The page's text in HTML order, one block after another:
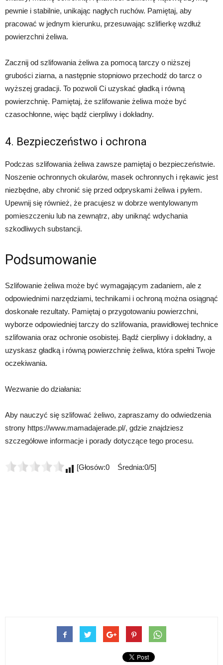
pewnie i stabilnie, unikając nagłych ruchów. Pamiętaj, aby
pracować w jednym kierunku, przesuwając szlifierkę wzdłuż
powierzchni żeliwa.
Zacznij od szlifowania żeliwa za pomocą tarczy o niższej
grubości ziarna, a następnie stopniowo przechodź do tarcz o
wyższej gradacji. To pozwoli Ci uzyskać gładką i równą
powierzchnię. Pamiętaj, że szlifowanie żeliwa może być
czasochłonne, więc bądź cierpliwy i dokładny.
4. Bezpieczeństwo i ochrona
Podczas szlifowania żeliwa zawsze pamiętaj o bezpieczeństwie.
Noszenie ochronnych okularów, masek ochronnych i rękawic jest
niezbędne, aby chronić się przed odpryskami żeliwa i pyłem.
Upewnij się również, że pracujesz w dobrze wentylowanym
pomieszczeniu lub na zewnątrz, aby uniknąć wdychania
szkodliwych substancji.
Podsumowanie
Szlifowanie żeliwa może być wymagającym zadaniem, ale z
odpowiednimi narzędziami, technikami i ochroną można osiągnąć
doskonałe rezultaty. Pamiętaj o przygotowaniu powierzchni,
wyborze odpowiedniej tarczy do szlifowania, prawidłowej technice
szlifowania oraz ochronie osobistej. Bądź cierpliwy i dokładny, a
uzyskasz gładką i równą powierzchnię żeliwa, która spełni Twoje
oczekiwania.
Wezwanie do działania:
Aby nauczyć się szlifować żeliwo, zapraszamy do odwiedzenia
strony https://www.mamadajerade.pl/, gdzie znajdziesz
szczegółowe informacje i porady dotyczące tego procesu.
[Głosów:0 Średnia:0/5]